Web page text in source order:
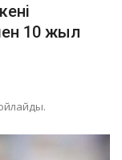
10 жыл